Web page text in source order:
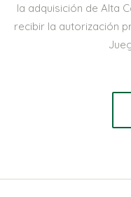
la adquisición de Alta
recibir la autorización